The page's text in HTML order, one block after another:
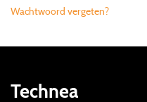
Wachtwoord vergeten?
Technea